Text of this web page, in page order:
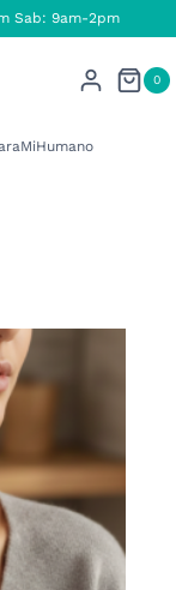
Sab: 9am-2pm
0